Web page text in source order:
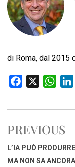
di Roma, dal 2015
c
b
o
o
W
a
s
A
p
I
PREVIOUS
L’IA PUÒ
MA NON SA ANCORA